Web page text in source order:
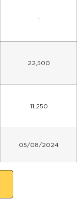
1
22,500
11,250
05/08/2024